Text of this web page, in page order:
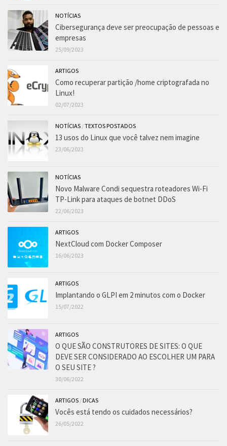
NOTÍCIAS
Cibersegurança deve ser preocupação de pessoas e
empresas
25/09/2023
ARTIGOS
Como recuperar partição /home criptografada no
Linux!
02/07/2023
NOTÍCIAS /TEXTOS POSTADOS
13 usos do Linux que você talvez nem imagine
23/06/2023
NOTÍCIAS
Novo Malware Condi sequestra roteadores Wi-Fi
TP-Link para ataques de botnet DDoS
22/06/2023
ARTIGOS
NextCloud com Docker Composer
16/06/2023
ARTIGOS
Implantando o GLPI em 2 minutos com o Docker
15/07/2022
ARTIGOS
O QUE SÃO CONSTRUTORES DE SITES: O QUE
DEVE SER CONSIDERADO AO ESCOLHER UM PARA
O SEU SITE ?
30/06/2022
ARTIGOS /DICAS
Vocês está tendo os cuidados necessários?
26/05/2022